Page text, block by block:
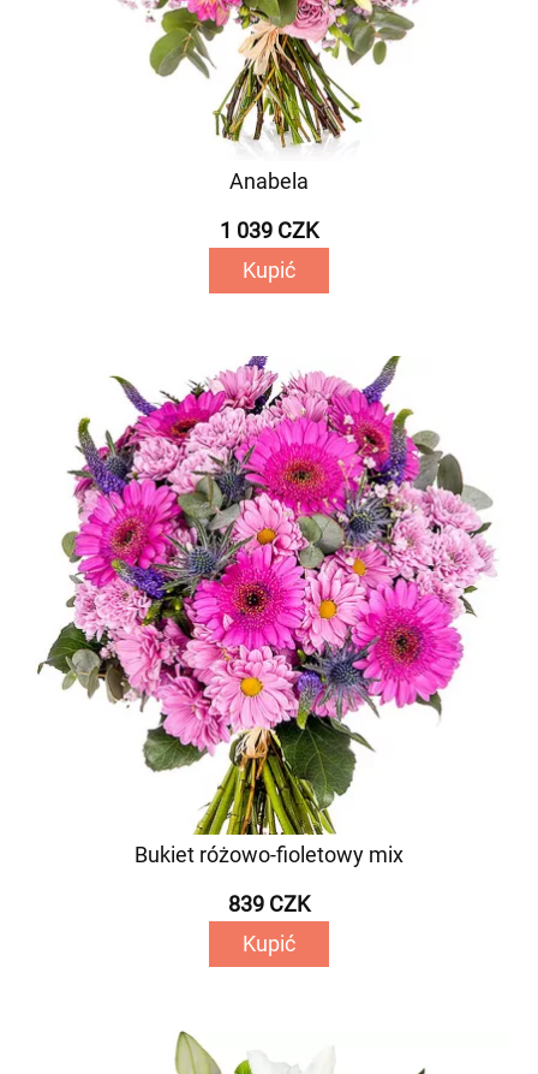
Anabela
1 039 CZK
Kupić
Bukiet różowo-fioletowy mix
839 CZK
Kupić